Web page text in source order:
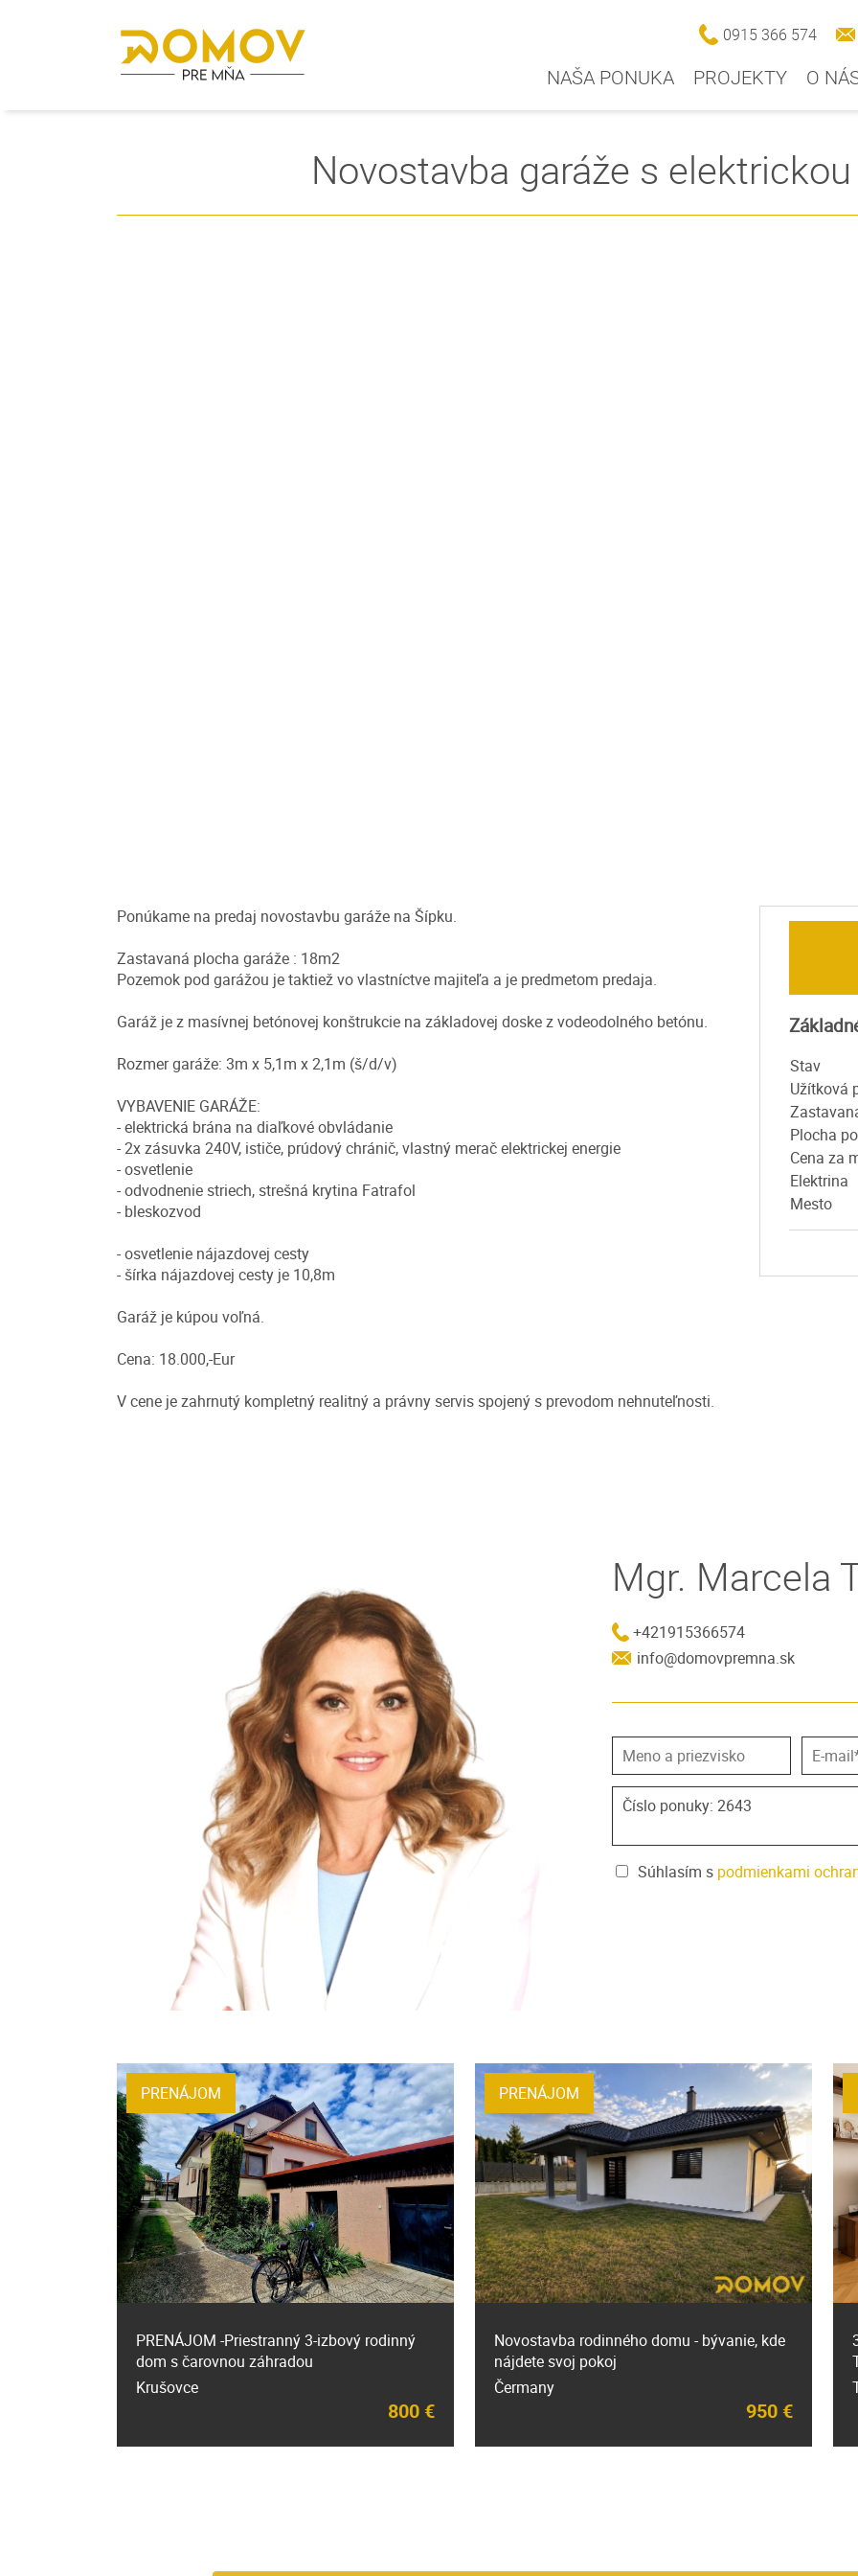
0915 366 574
NAŠA PONUKA PROJEKTY O
Novostavba garáže s
Ponúkame na predaj novostavbu garáže na Šípku.
Zastavaná plocha garáže : 18m2
Pozemok pod garážou je taktiež vo vlastníctve majiteľa a je predmetom predaja.
Garáž je z masívnej betónovej konštrukcie na základovej doske z vodeodolného betónu.
Rozmer garáže: 3m x 5,1m x 2,1m (š/d/v)
VYBAVENIE GARÁŽE:
- elektrická brána na diaľkové obvládanie
- 2x zásuvka 240V, ističe, prúdový chránič, vlastný merač elektrickej energie
- osvetlenie
- odvodnenie striech, strešná krytina Fatrafol
- bleskozvod
- osvetlenie nájazdovej cesty
- šírka nájazdovej cesty je 10,8m
Garáž je kúpou voľná.
Cena: 18.000,-Eur
V cene je zahrnutý kompletný realitný a právny servis spojený s prevodom nehnuteľnosti.
Stav
Užítková
Plocha
Cena za
Elektrina
Mesto
Mgr. Marcela
+421915366574
info@domovpremna.sk
Súhlasím s podmienkami
PRENÁJOM -Priestranný 3-izbový rodinný
dom s čarovnou záhradou
Krušovce
800 €
PRENÁJOM
Novostavba rodinného domu - bývanie, kde
nájdete svoj pokoj
Čermany
950 €
PRENÁJOM